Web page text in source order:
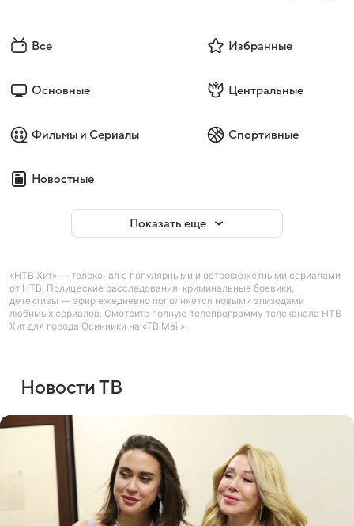
Все Избранные
Основные Центральные
Фильмы и Сериалы Спортивные
Новостные
Показать еще
«НТВ Хит» — телеканал с популярными и остросюжетными сериалами
от НТВ. Полицеские расследования, криминальные боевики,
детективы — эфир ежедневно пополняется новыми эпизодами
любимых сериалов. Смотрите полную телепрограмму телеканала НТВ
Хит для города Осинники на «ТВ Mail».
Новости ТВ